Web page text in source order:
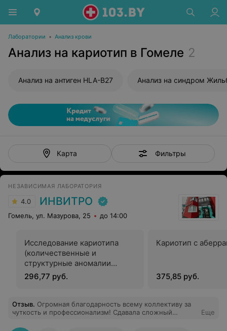
Лаборатории • Анализ крови
Анализ на кариотип в Гомеле 2
Анализ на антиген HLA-B27 Анализ на синдром
Карта Фильтры
НЕЗАВИСИМАЯ ЛАБОРАТОРИЯ
4.0 ИНВИТРО
Гомель, ул. Мазурова, 25 до 14:00
Исследование кариотипа
(количественные и
структурные аномалии
хромосом)
296,77 руб.
Кариотип с
375,85 руб.
Отзыв. Огромная благодарность всему коллективу за
чуткость и профессионализм! Сдавала сложный
ресепшене успокоили, всё подробно объяснили,
Еще